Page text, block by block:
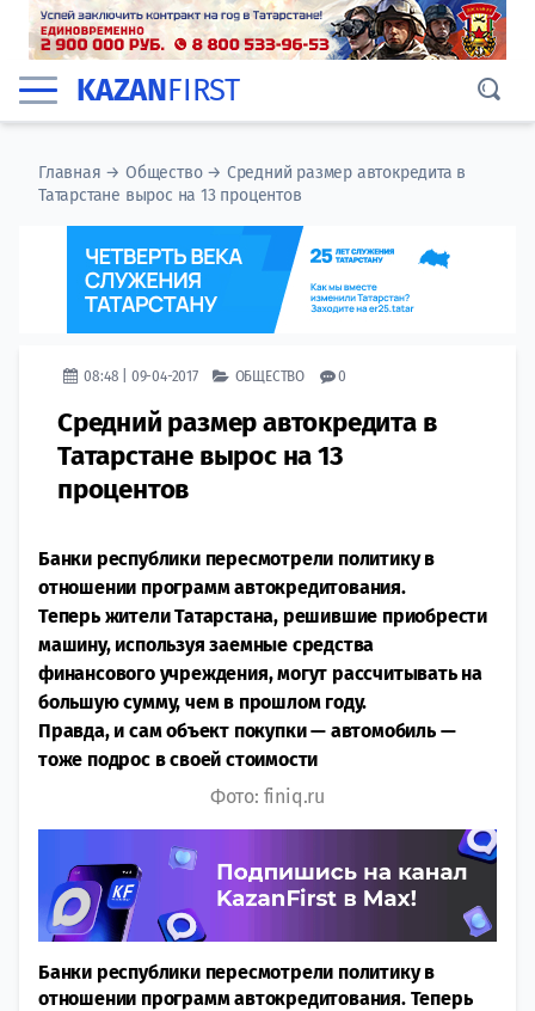
KAZANFIRST
Главная →Общество→ Средний размер автокредита в
Татарстане вырос на 13 процентов
08:48 | 09-04-2017 ОБЩЕСТВО 0
Средний размер автокредита в
Татарстане вырос на 13
процентов
Банки республики пересмотрели политику в
отношении программ автокредитования.
Теперь жители Татарстана, решившие приобрести
машину, используя заемные средства
финансового учреждения, могут рассчитывать на
большую сумму, чем в прошлом году.
Правда, и сам объект покупки — автомобиль —
тоже подрос в своей стоимости
Фото: finiq.ru
Банки республики пересмотрели политику в
отношении программ автокредитования. Теперь